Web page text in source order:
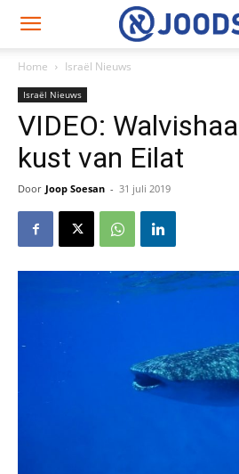
Home Israël Nieuws
Israël Nieuws
VIDEO:
kust van Eilat
Door Joop Soesan - 31 juli 2019